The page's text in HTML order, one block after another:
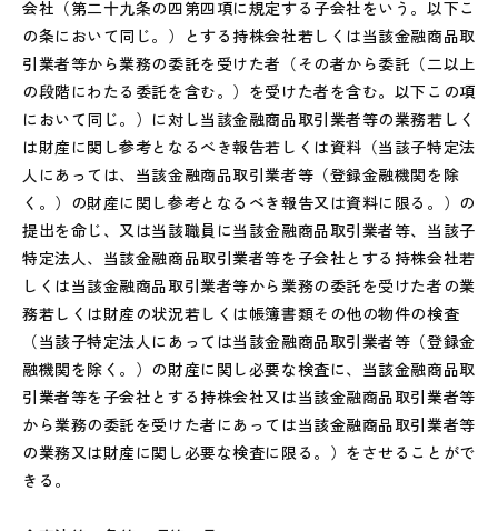
会社（第二十九条の四第四項に規定する子会社をいう。以下こ
の条において同じ。）とする持株会社若しくは当該金融商品取
引業者等から業務の委託を受けた者（その者から委託（二以上
の段階にわたる委託を含む。）を受けた者を含む。以下この項
において同じ。）に対し当該金融商品取引業者等の業務若しく
は財産に関し参考となるべき報告若しくは資料（当該子特定法
人にあっては、当該金融商品取引業者等（登録金融機関を除
く。）の財産に関し参考となるべき報告又は資料に限る。）の
提出を命じ、又は当該職員に当該金融商品取引業者等、当該子
特定法人、当該金融商品取引業者等を子会社とする持株会社若
しくは当該金融商品取引業者等から業務の委託を受けた者の業
務若しくは財産の状況若しくは帳簿書類その他の物件の検査
（当該子特定法人にあっては当該金融商品取引業者等（登録金
融機関を除く。）の財産に関し必要な検査に、当該金融商品取
引業者等を子会社とする持株会社又は当該金融商品取引業者等
から業務の委託を受けた者にあっては当該金融商品取引業者等
の業務又は財産に関し必要な検査に限る。）をさせることがで
きる。